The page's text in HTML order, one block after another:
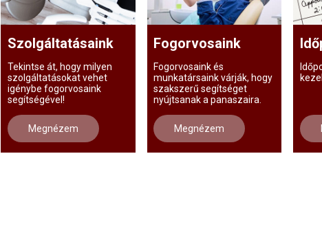
Szolgáltatásaink
Tekintse át, hogy milyen
szolgáltatásokat vehet
igénybe fogorvosaink
segítségével!
Megnézem
Fogorvosaink
Fogorvosaink és
munkatársaink várják, hogy
szakszerű segítséget
nyújtsanak a panaszaira.
Megnézem